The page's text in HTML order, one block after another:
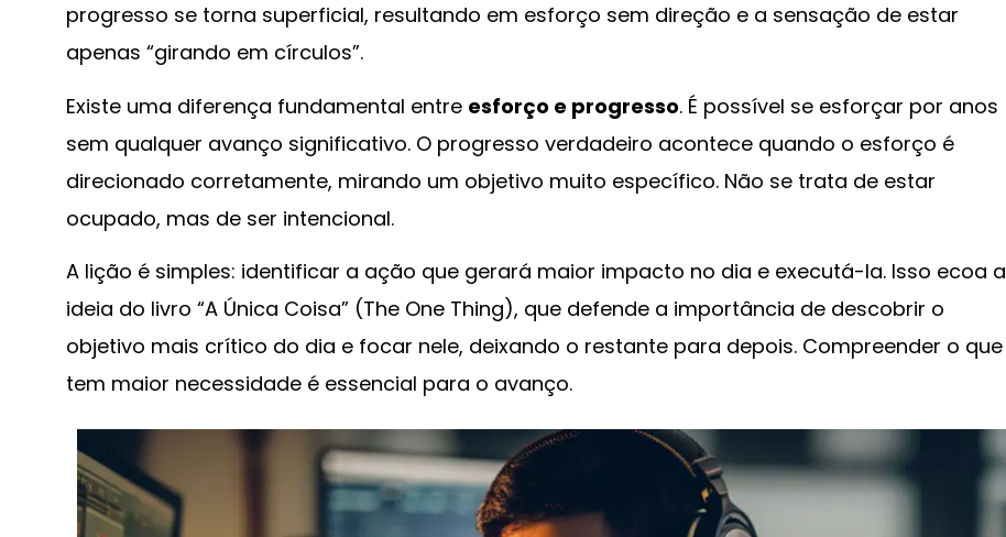
progresso se torna superficial, resultando em esforço sem direção e a sensação de estar
apenas “girando em círculos”.
Existe uma diferença fundamental entre esforço e progresso. É possível se esforçar por anos
sem qualquer avanço significativo. O progresso verdadeiro acontece quando o esforço é
direcionado corretamente, mirando um objetivo muito específico. Não se trata de estar
ocupado, mas de ser intencional.
A lição é simples: identificar a ação que gerará maior impacto no dia e executá-la. Isso ecoa a
ideia do livro “A Única Coisa” (The One Thing), que defende a importância de descobrir o
objetivo mais crítico do dia e focar nele, deixando o restante para depois. Compreender o que
tem maior necessidade é essencial para o avanço.